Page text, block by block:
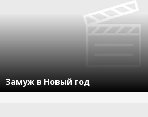
Замуж в Новый год